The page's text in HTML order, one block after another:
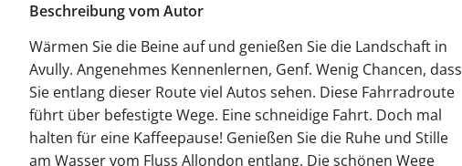
Beschreibung vom Autor
Wärmen Sie die Beine auf und genießen Sie die Landschaft in
Avully. Angenehmes Kennenlernen, Genf. Wenig Chancen, dass
Sie entlang dieser Route viel Autos sehen. Diese Fahrradroute
führt über befestigte Wege. Eine schneidige Fahrt. Doch mal
halten für eine Kaffeepause! Genießen Sie die Ruhe und Stille
am Wasser vom Fluss Allondon entlang. Die schönen Wege